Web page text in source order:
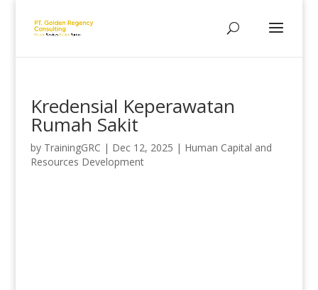
Kredensial Keperawatan
Rumah Sakit
by TrainingGRC | Dec 12, 2025 | Human Capital and
Resources Development